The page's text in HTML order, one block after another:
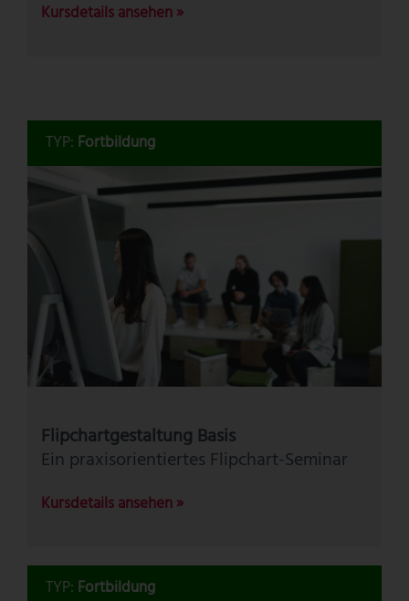
Kursdetails ansehen »
TYP: Fortbildung
Flipchartgestaltung Basis
Ein praxisorientiertes Flipchart-Seminar
Kursdetails ansehen »
TYP: Fortbildung